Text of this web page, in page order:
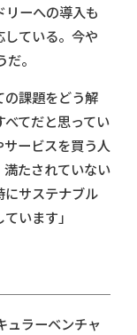
リーへの導入も
している。今や
。
の課題をどう解
てだと思ってい
ービスを買う人
満たされていない
にサステナブル
います」
ュラーベンチャ